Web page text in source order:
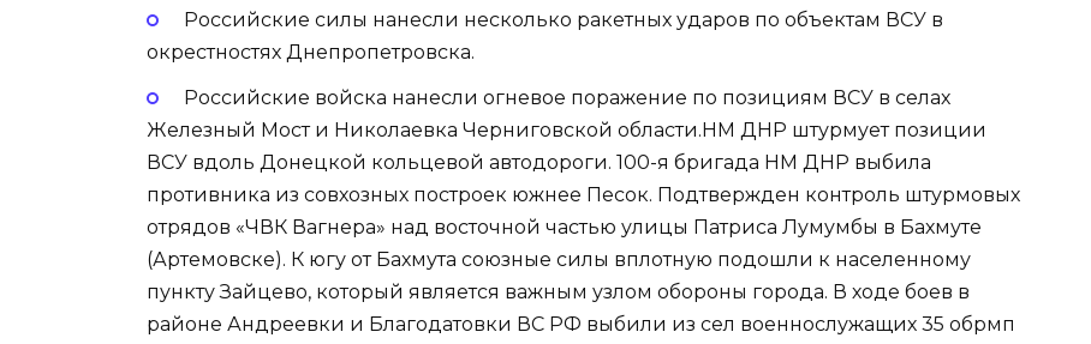
Российские силы нанесли несколько ракетных ударов по объектам ВСУ в
окрестностях Днепропетровска.
Российские войска нанесли огневое поражение по позициям ВСУ в селах
Железный Мост и Николаевка Черниговской области.НМ ДНР штурмует позиции
ВСУ вдоль Донецкой кольцевой автодороги. 100-я бригада НМ ДНР выбила
противника из совхозных построек южнее Песок. Подтвержден контроль штурмовых
отрядов «ЧВК Вагнера» над восточной частью улицы Патриса Лумумбы в Бахмуте
(Артемовске). К югу от Бахмута союзные силы вплотную подошли к населенному
пункту Зайцево, который является важным узлом обороны города. В ходе боев в
районе Андреевки и Благодатовки ВС РФ выбили из сел военнослужащих 35 обрмп